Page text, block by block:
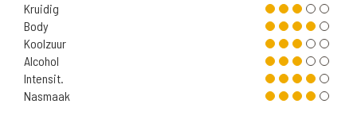
Kruidig
Body
Koolzuur
Alcohol
Intensit.
Nasmaak